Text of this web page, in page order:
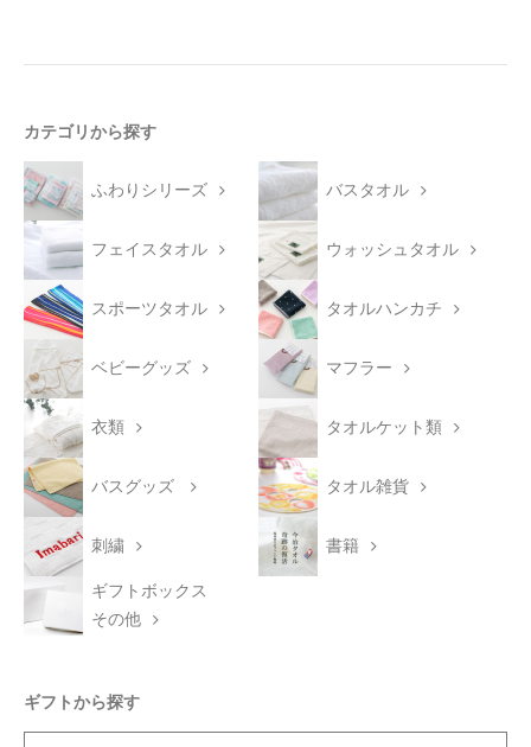
カテゴリから探す
ふわりシリーズ バスタオル
フェイスタオル ウォッシュタオル
スポーツタオル タオルハンカチ
ベビーグッズ マフラー
衣類 タオルケット類
バスグッズ タオル雑貨
刺繍 書籍
ギフトボックス
その他
ギフトから探す